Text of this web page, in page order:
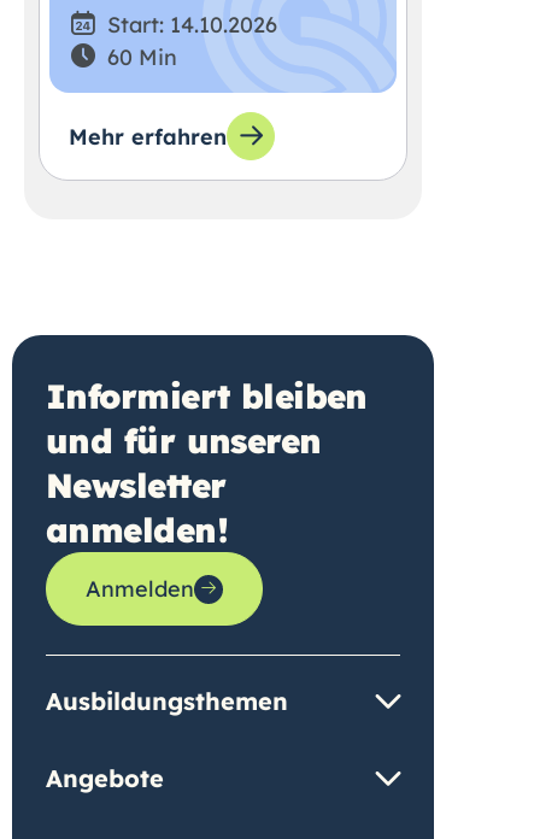
Start: 14.10.2026
60 Min
Mehr erfahren
Informiert bleiben
und für unseren
Newsletter
anmelden!
Anmelden
Ausbildungsthemen
Angebote